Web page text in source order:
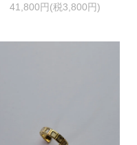
41,800円(税3,800円)